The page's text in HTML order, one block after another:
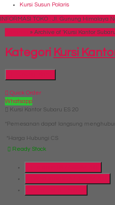
Kursi Susun Polaris
INFORMASI TOKO : Jl. Gunung Himalaya
» Archive of 'Kursi Kantor
Kategori Kursi
Quick Order
Whatsapp
Kursi Kantor Subaru ES 20
*Pemesanan dapat langsung
*Harga Hubungi CS
Ready Stock